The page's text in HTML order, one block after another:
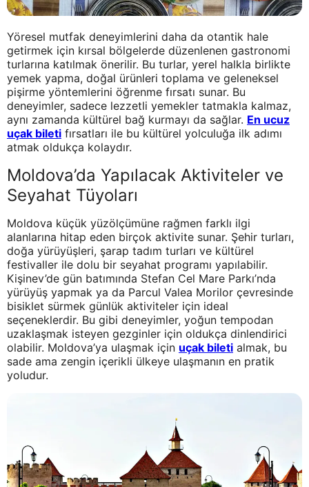
Yöresel mutfak deneyimlerini daha da otantik hale
getirmek için kırsal bölgelerde düzenlenen gastronomi
turlarına katılmak önerilir. Bu turlar, yerel halkla birlikte
yemek yapma, doğal ürünleri toplama ve geleneksel
pişirme yöntemlerini öğrenme fırsatı sunar. Bu
deneyimler, sadece lezzetli yemekler tatmakla kalmaz,
aynı zamanda kültürel bağ kurmayı da sağlar. En ucuz
uçak bileti fırsatları ile bu kültürel yolculuğa ilk adımı
atmak oldukça kolaydır.
Moldova’da Yapılacak Aktiviteler ve
Seyahat Tüyoları
Moldova küçük yüzölçümüne rağmen farklı ilgi
alanlarına hitap eden birçok aktivite sunar. Şehir turları,
doğa yürüyüşleri, şarap tadım turları ve kültürel
festivaller ile dolu bir seyahat programı yapılabilir.
Kişinev’de gün batımında Stefan Cel Mare Parkı’nda
yürüyüş yapmak ya da Parcul Valea Morilor çevresinde
bisiklet sürmek günlük aktiviteler için ideal
seçeneklerdir. Bu gibi deneyimler, yoğun tempodan
uzaklaşmak isteyen gezginler için oldukça dinlendirici
olabilir. Moldova’ya ulaşmak için uçak bileti almak, bu
sade ama zengin içerikli ülkeye ulaşmanın en pratik
yoludur.